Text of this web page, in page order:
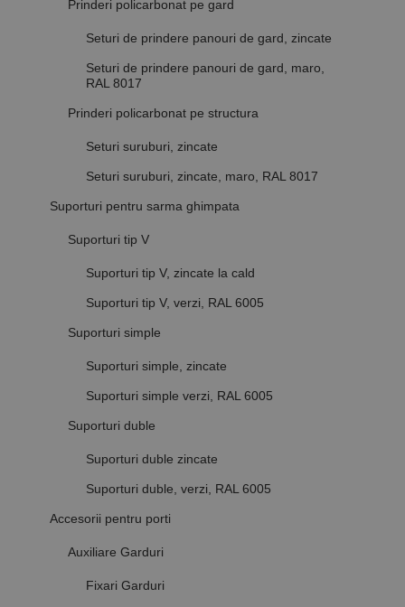
Prinderi policarbonat pe gard
Seturi de prindere panouri de gard, zincate
Seturi de prindere panouri de gard, maro,
RAL 8017
Prinderi policarbonat pe structura
Seturi suruburi, zincate
Seturi suruburi, zincate, maro, RAL 8017
Suporturi pentru sarma ghimpata
Suporturi tip V
Suporturi tip V, zincate la cald
Suporturi tip V, verzi, RAL 6005
Suporturi simple
Suporturi simple, zincate
Suporturi simple verzi, RAL 6005
Suporturi duble
Suporturi duble zincate
Suporturi duble, verzi, RAL 6005
Accesorii pentru porti
Auxiliare Garduri
Fixari Garduri